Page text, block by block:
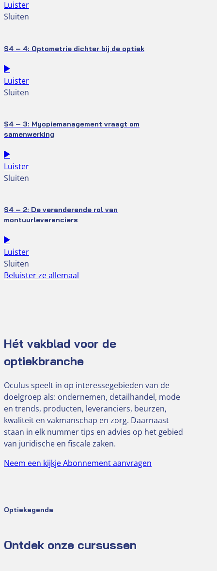
Luister
Sluiten
S4 – 4: Optometrie dichter bij de optiek
Luister
Sluiten
S4 – 3: Myopiemanagement vraagt om
samenwerking
Luister
Sluiten
S4 – 2: De veranderende rol van
montuurleveranciers
Luister
Sluiten
Beluister ze allemaal
Hét vakblad voor de
optiekbranche
Oculus speelt in op interessegebieden van de
doelgroep als: ondernemen, detailhandel, mode
en trends, producten, leveranciers, beurzen,
kwaliteit en vakmanschap en zorg. Daarnaast
staan in elk nummer tips en advies op het gebied
van juridische en fiscale zaken.
Neem een kijkjeAbonnement aanvragen
Optiekagenda
Ontdek onze cursussen